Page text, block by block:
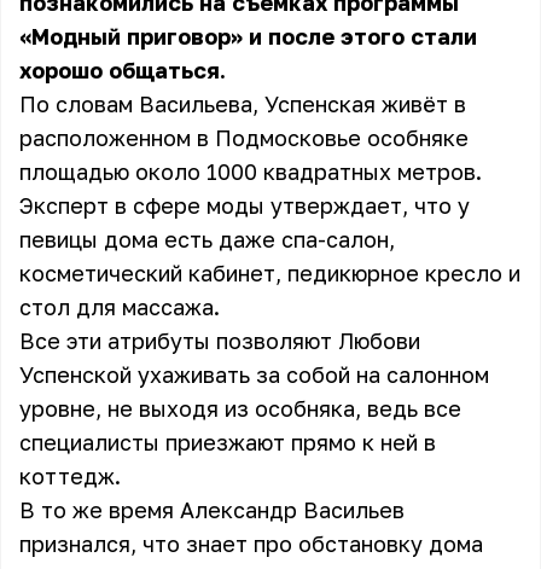
«Модный приговор» и после этого стали
хорошо общаться.
По словам Васильева, Успенская живёт в
расположенном в Подмосковье особняке
площадью около 1000 квадратных метров.
Эксперт в сфере моды утверждает, что у
певицы дома есть даже спа-салон,
косметический кабинет, педикюрное кресло и
стол для массажа.
Все эти атрибуты позволяют Любови
Успенской ухаживать за собой на салонном
уровне, не выходя из особняка, ведь все
специалисты приезжают прямо к ней в
коттедж.
В то же время Александр Васильев
признался, что знает про обстановку дома